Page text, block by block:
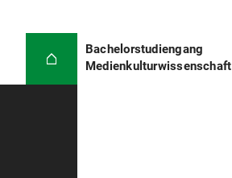
Bachelorstudiengang
Medienkulturwissenschaft